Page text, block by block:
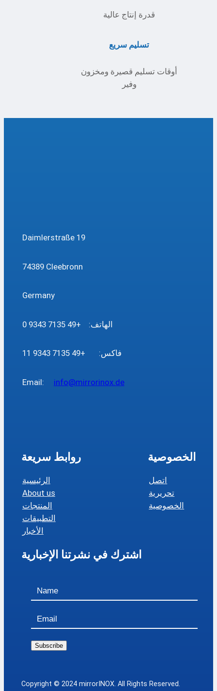
قدرة إنتاج عالية
تسليم سريع
أوقات تسليم قصيرة ومخزون
وفير
Daimlerstraße 19
74389 Cleebronn
Germany
الهاتف: +49 7135 9343 0
فاكس: +49 7135 9343 11
Email: info@mirrorinox.de
روابط سريعة
الرئيسية
About us
المنتجات
التطبيقات
الأخبار
الخصوصية
اتصل
تحريرية
الخصوصية
اشترك في نشرتنا الإخبارية
Subscribe
Copyright © 2024 mirrorINOX. All Rights Reserved.